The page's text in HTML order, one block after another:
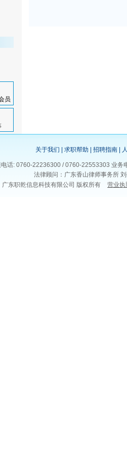
员
关于我们 求职帮助 招聘指南
话: 0760-22236300 / 0760-22553303 业
法律顾问：广东香山律师事务所
广东职乾信息科技有限公司 版权所有
营业执